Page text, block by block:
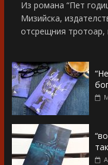
Из романа “Пет
Мизийска,
отсрещния тротоар,